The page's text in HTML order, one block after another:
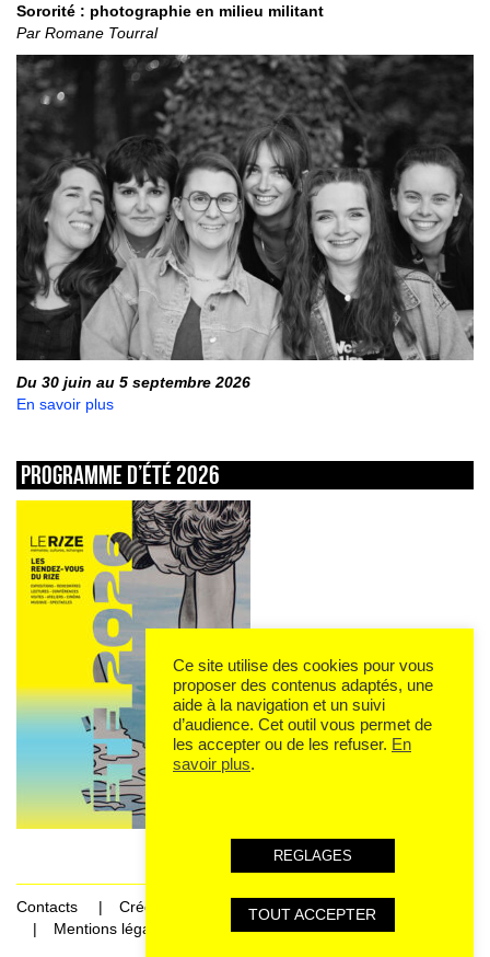
Sororité : photographie en milieu militant
Par Romane Tourral
Du 30 juin au 5 septembre 2026
En savoir plus
Programme d’été 2026
Contacts
Crédits
Mentions légales et données personnelles
Ce site utilise des cookies pour vous
proposer des contenus adaptés, une
aide à la navigation et un suivi
d’audience. Cet outil vous permet de
les accepter ou de les refuser. En
savoir plus.
REGLAGES
TOUT ACCEPTER